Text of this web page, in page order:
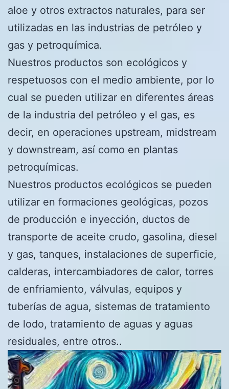
aloe y otros extractos naturales, para ser
utilizadas en las industrias de petróleo y
gas y petroquímica.
Nuestros productos son ecológicos y
respetuosos con el medio ambiente, por lo
cual se pueden utilizar en diferentes áreas
de la industria del petróleo y el gas, es
decir, en operaciones upstream, midstream
y downstream, así como en plantas
petroquímicas.
Nuestros productos ecológicos se pueden
utilizar en formaciones geológicas, pozos
de producción e inyección, ductos de
transporte de aceite crudo, gasolina, diesel
y gas, tanques, instalaciones de superficie,
calderas, intercambiadores de calor, torres
de enfriamiento, válvulas, equipos y
tuberías de agua, sistemas de tratamiento
de lodo, tratamiento de aguas y aguas
residuales, entre otros..